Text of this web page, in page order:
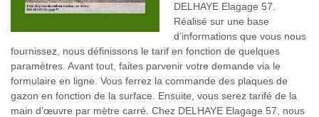
DELHAYE Elagage 57.
Réalisé sur une base
d’informations que vous nous
fournissez, nous définissons le tarif en fonction de quelques
paramètres. Avant tout, faites parvenir votre demande via le
formulaire en ligne. Vous ferrez la commande des plaques de
gazon en fonction de la surface. Ensuite, vous serez tarifé de la
main d’œuvre par mètre carré. Chez DELHAYE Elagage 57, nous